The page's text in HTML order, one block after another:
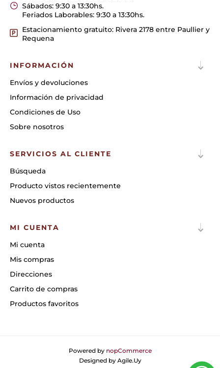
Sábados: 9:30 a 13:30hs.
Feriados Laborables: 9:30 a 13:30hs.
Estacionamiento gratuito: Rivera 2178 entre Paullier y
Requena
INFORMACIÓN
Envíos y devoluciones
Información de privacidad
Condiciones de Uso
Sobre nosotros
SERVICIOS AL CLIENTE
Búsqueda
Producto vistos recientemente
Nuevos productos
MI CUENTA
Mi cuenta
Mis compras
Direcciones
Carrito de compras
Productos favoritos
Powered by nopCommerce
Designed by Agile.Uy